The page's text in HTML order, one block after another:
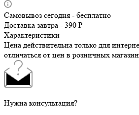
Самовывоз сегодня - бесплатно
Доставка завтра - 390 ₽
Характеристики
Цена действительна только для
отличаться от цен в розничных
Нужна консультация?